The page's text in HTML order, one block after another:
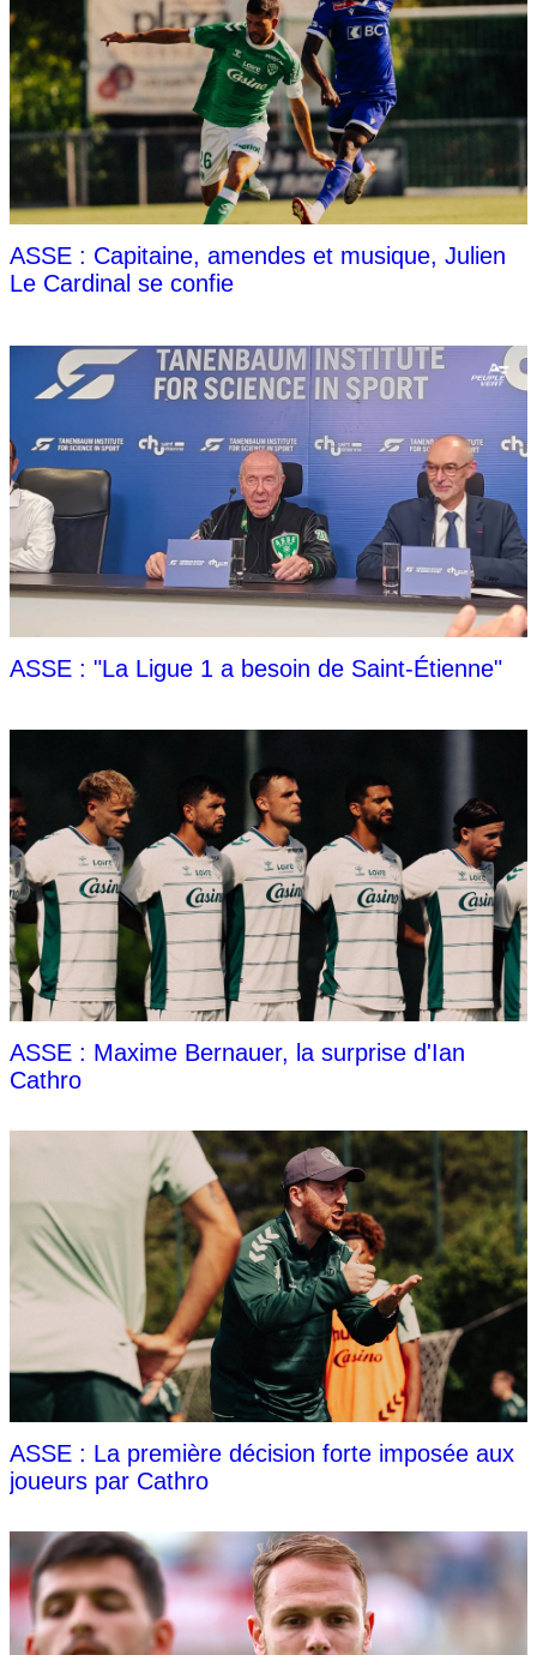
ASSE : Capitaine, amendes et musique, Julien
Le Cardinal se confie
ASSE : "La Ligue 1 a besoin de Saint-Étienne"
ASSE : Maxime Bernauer, la surprise d'Ian
Cathro
ASSE : La première décision forte imposée aux
joueurs par Cathro